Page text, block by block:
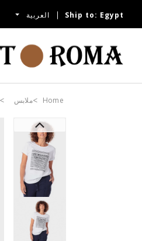
Ship to: Egypt العربية
Home ملابس